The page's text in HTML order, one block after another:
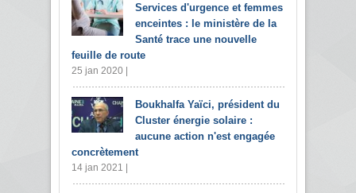
Services d'urgence et femmes
enceintes : le ministère de la
Santé trace une nouvelle
feuille de route
25 jan 2020 |
Boukhalfa Yaïci, président du
Cluster énergie solaire :
aucune action n'est engagée
concrètement
14 jan 2021 |